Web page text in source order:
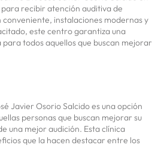
recibir atención auditiva de
conveniente, instalaciones modernas y
este centro garantiza una
todos aquellos que buscan mejorar
Javier Osorio Salcido es una opción
personas que buscan mejorar su
una mejor audición. Esta clínica
que la hacen destacar entre los